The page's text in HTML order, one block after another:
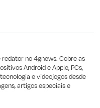
incorreta
no 4gnews. Cobre as
Android e Apple, PCs,
e videojogos desde
artigos especiais e